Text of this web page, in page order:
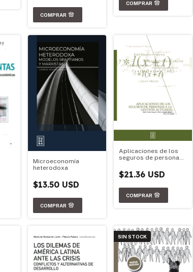
Microeconomía
heterodoxa
$13.50 USD
Aplicaciones de los
seguros de personas
$21.36 USD
SIN STOCK